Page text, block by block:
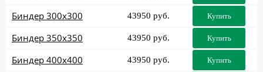
Биндер 300x300 43950 руб. Купить
Биндер 350x350 43950 руб. Купить
Биндер 400x400 43950 руб. Купить